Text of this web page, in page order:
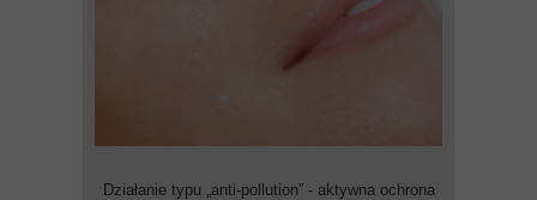
Działanie typu „anti-pollution” - aktywna ochrona